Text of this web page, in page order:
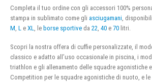
Completa il tuo ordine con gli accessori 100%
stampa in sublimato come gli asciugamani ,
M L e XL , le borse sportive da 22 40 e 70 litri.
Scopri la nostra offera di cuffie personalizzate, il
classico e adatto all’uso occasionale in piscina, i
triathlon e gli allenamento delle squadre agonistiche
Competition per le squadre agonistiche di nuoto, e le